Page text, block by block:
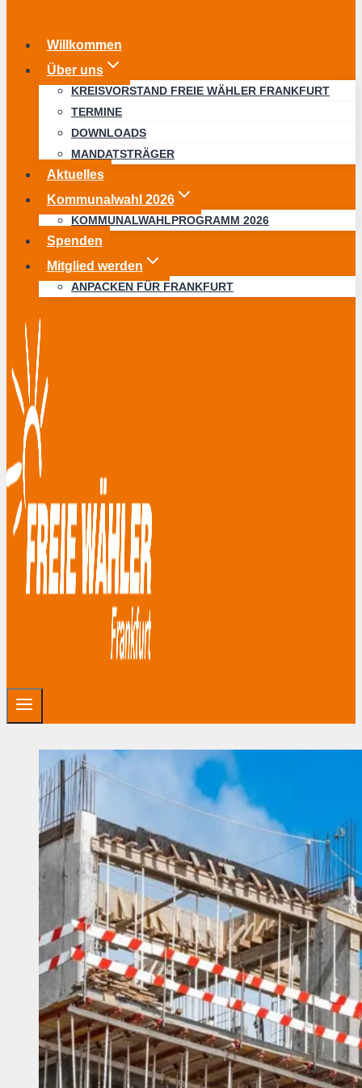
Willkommen
Über uns
KREISVORSTAND FREIE WÄHLER FRANKFURT
TERMINE
DOWNLOADS
MANDATSTRÄGER
Aktuelles
Kommunalwahl 2026
KOMMUNALWAHLPROGRAMM 2026
Spenden
Mitglied werden
ANPACKEN FÜR FRANKFURT